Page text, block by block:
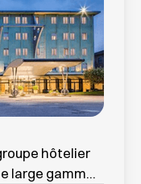
hôtelier
large gamme